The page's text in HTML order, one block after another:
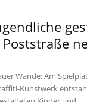
Wände: Am
Kunstwerk